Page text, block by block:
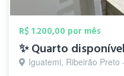
R$ 1.200,00 por mês
✨ Quarto
Iguatemi, Ribeirão Preto